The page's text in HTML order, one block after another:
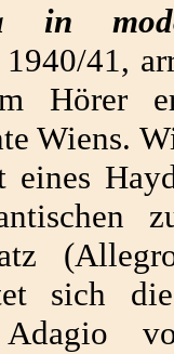
in
41,
Hörer
Wiens.
sich